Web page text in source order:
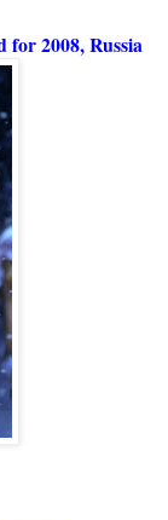
2008, Russia